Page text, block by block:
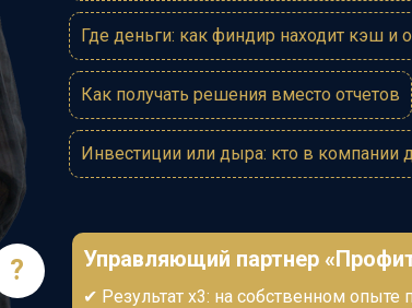
Где деньги: как финдир находит кэш и
Как получать решения вместо отчетов
Инвестиции или дыра: кто в компании
Управляющий партнер
✔ Результат х3: на собственном опыте
?